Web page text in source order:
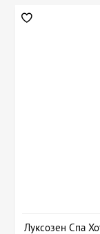
Луксозен Спа